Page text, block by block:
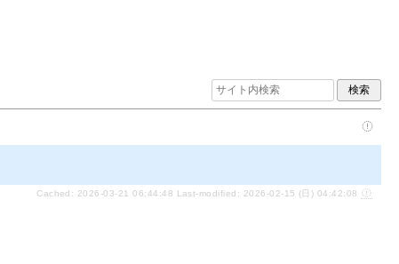
Cached: 2026-03-21 06:44:48 Last-modified: 2026-02-15 (日) 04:42:08